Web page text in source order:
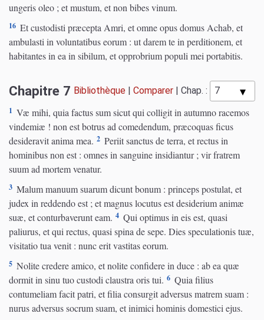
ungeris oleo ; et mustum, et non bibes vinum.
16 Et custodisti præcepta Amri, et omne opus domus Achab, et
ambulasti in voluntatibus eorum : ut darem te in perditionem, et
habitantes in ea in sibilum, et opprobrium populi mei portabitis.
Chapitre 7 Bibliothèque | Comparer | Chap. :
1 Væ mihi, quia factus sum sicut qui colligit in autumno racemos
vindemiæ ! non est botrus ad comedendum, præcoquas ficus
desideravit anima mea. 2 Periit sanctus de terra, et rectus in
hominibus non est : omnes in sanguine insidiantur ; vir fratrem
suum ad mortem venatur.
3 Malum manuum suarum dicunt bonum : princeps postulat, et
judex in reddendo est ; et magnus locutus est desiderium animæ
suæ, et conturbaverunt eam. 4 Qui optimus in eis est, quasi
paliurus, et qui rectus, quasi spina de sepe. Dies speculationis tuæ,
visitatio tua venit : nunc erit vastitas eorum.
5 Nolite credere amico, et nolite confidere in duce : ab ea quæ
dormit in sinu tuo custodi claustra oris tui. 6 Quia filius
contumeliam facit patri, et filia consurgit adversus matrem suam :
nurus adversus socrum suam, et inimici hominis domestici ejus.